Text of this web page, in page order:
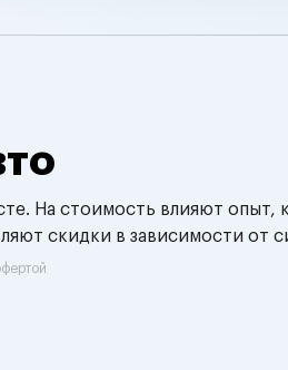
На стоимость влияют опыт,
скидки в зависимости от